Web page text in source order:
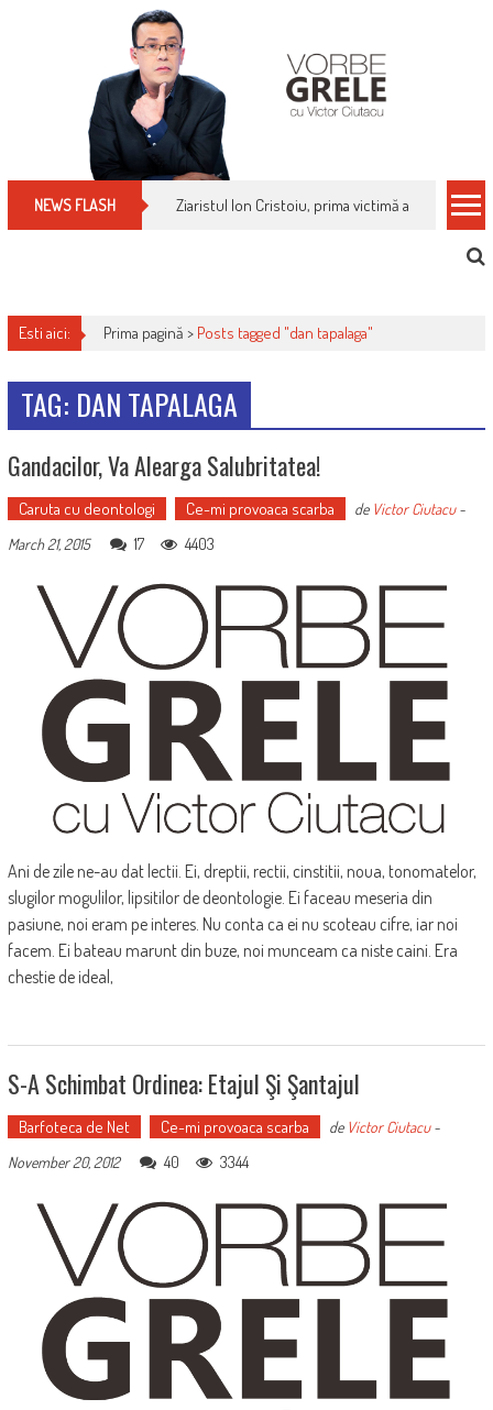
NEWS FLASH Ziaristul Ion Cristoiu, prima victimă a noi
Esti aici: Prima pagină > Posts tagged "dan tapalaga"
TAG: DAN TAPALAGA
Gandacilor, Va Alearga Salubritatea!
Caruta cu deontologi Ce-mi provoaca scarba de Victor Ciutacu-
March 21, 2015
17 4403
Ani de zile ne-au dat lectii. Ei, dreptii, rectii, cinstitii, noua, tonomatelor,
slugilor mogulilor, lipsitilor de deontologie. Ei faceau meseria din
pasiune, noi eram pe interes. Nu conta ca ei nu scoteau cifre, iar noi
facem. Ei bateau marunt din buze, noi munceam ca niste caini. Era
chestie de ideal,
S-A Schimbat Ordinea: Etajul Şi Şantajul
Barfoteca de Net Ce-mi provoaca scarba de Victor Ciutacu-
November 20, 2012
40 3344